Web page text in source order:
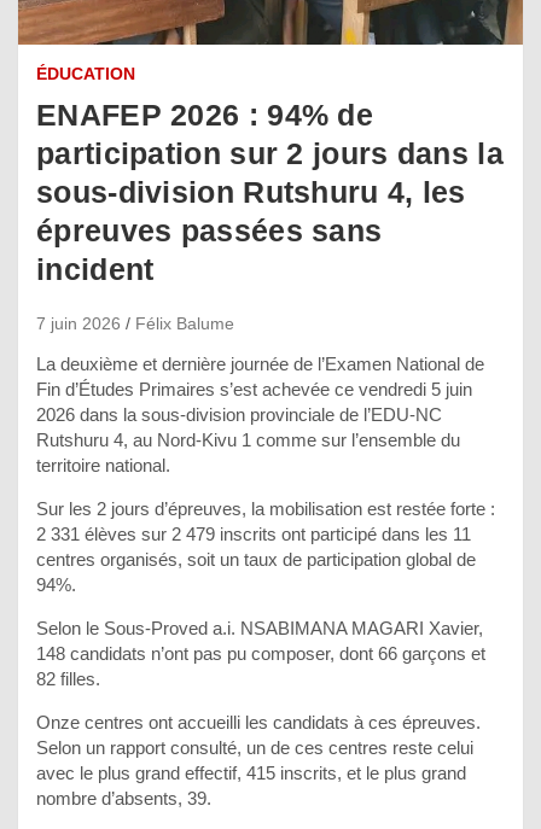
ÉDUCATION
ENAFEP 2026 : 94% de
participation sur 2 jours dans la
sous-division Rutshuru 4, les
épreuves passées sans
incident
7 juin 2026 Félix Balume
La deuxième et dernière journée de l’Examen National de
Fin d’Études Primaires s’est achevée ce vendredi 5 juin
2026 dans la sous-division provinciale de l’EDU-NC
Rutshuru 4, au Nord-Kivu 1 comme sur l’ensemble du
territoire national.
Sur les 2 jours d’épreuves, la mobilisation est restée forte :
2 331 élèves sur 2 479 inscrits ont participé dans les 11
centres organisés, soit un taux de participation global de
94%.
Selon le Sous-Proved a.i. NSABIMANA MAGARI Xavier,
148 candidats n’ont pas pu composer, dont 66 garçons et
82 filles.
Onze centres ont accueilli les candidats à ces épreuves.
Selon un rapport consulté, un de ces centres reste celui
avec le plus grand effectif, 415 inscrits, et le plus grand
nombre d’absents, 39.